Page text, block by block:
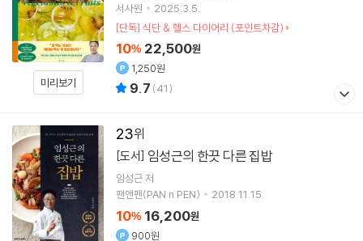
미리보기
서사원
2025.3.5.
[단독] 식단 & 헬스 다이어리 (포인트차감)
10% 22,500원
1,250원
9.7 (41)
23
[도서] 임성근의 한끗 다른 집밥
임성근저
팬앤펜(PAN n PEN)
2018.11.15.
10% 16,200원
900원